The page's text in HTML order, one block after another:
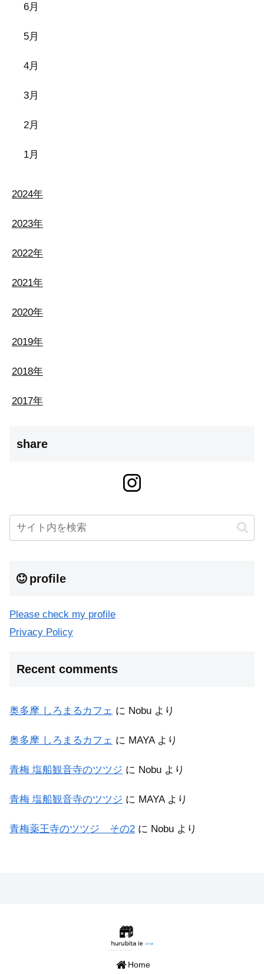
6月
5月
4月
3月
2月
1月
2024年
2023年
2022年
2021年
2020年
2019年
2018年
2017年
share
profile
Please check my profile
Privacy Policy
Recent comments
奥多摩 しろまるカフェ に Nobu より
奥多摩 しろまるカフェ に MAYAより
青梅 塩船観音寺のツツジ に Nobu より
青梅 塩船観音寺のツツジ に MAYAより
青梅薬王寺のツツジ その2 に Nobu より
Home